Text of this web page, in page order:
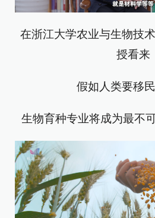
在浙江大学农业与生物技
授看来
假如人类要移
生物育种专业将成为最不